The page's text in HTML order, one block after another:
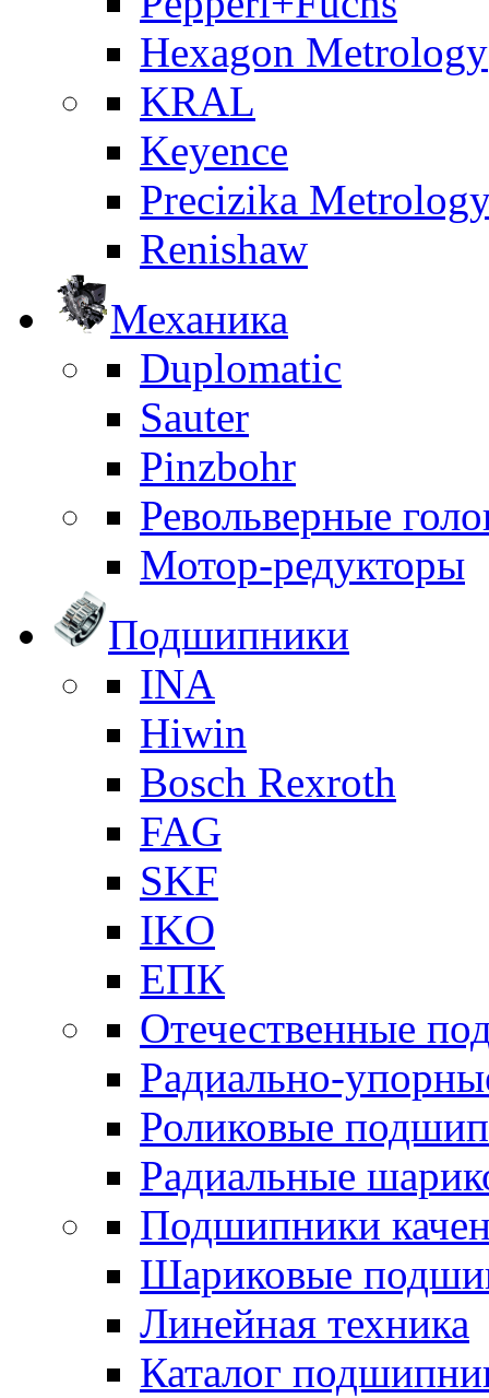
Hexagon Metrology
KRAL
Keyence
Precizika
Renishaw
Механика
Duplomatic
Sauter
Pinzbohr
Револьверные
Мотор-редукторы
Подшипники
INA
Hiwin
Bosch Rexroth
FAG
SKF
IKO
ЕПК
Отечественные
Радиально-
Роликовые
Радиальные
Подшипники
Шариковые
Линейная техника
Каталог